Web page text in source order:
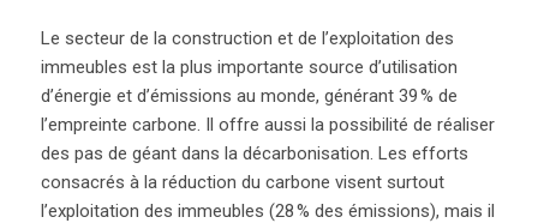
Le secteur de la construction et de l’exploitation des
immeubles est la plus importante source d’utilisation
d’énergie et d’émissions au monde, générant 39 % de
l’empreinte carbone. Il offre aussi la possibilité de réaliser
des pas de géant dans la décarbonisation. Les efforts
consacrés à la réduction du carbone visent surtout
l’exploitation des immeubles (28 % des émissions), mais il